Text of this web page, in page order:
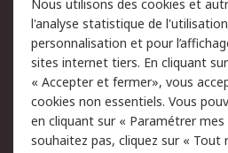
du site
Politique de protection
des données - Mise à
jour
Conditions générales
de vente
Campagnes marketing
Nous utilisons des cookies et
l'analyse statistique de
personnalisation et pour
sites internet tiers. En cliquant sur
« Accepter et fermer», vous
cookies non essentiels. Vous
en cliquant sur « Paramétrer mes
souhaitez pas, cliquez sur « Tout